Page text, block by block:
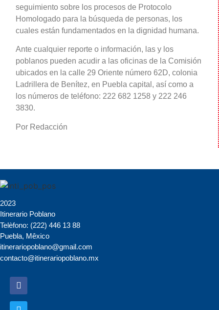
seguimiento sobre los procesos de Protocolo
Homologado para la búsqueda de personas, los
cuales están fundamentados en la dignidad humana.
Ante cualquier reporte o información, las y los
poblanos pueden acudir a las oficinas de la Comisión
ubicados en la calle 29 Oriente número 62D, colonia
Ladrillera de Benítez, en Puebla capital, así como a
los números de teléfono: 222 682 1258 y 222 246
3830.
Por Redacción
2023
Itinerario Poblano
Telèfono: (222) 446 13 88
Puebla, Mêxico
itinerariopoblano@gmail.com
contacto@itinerariopoblano.mx